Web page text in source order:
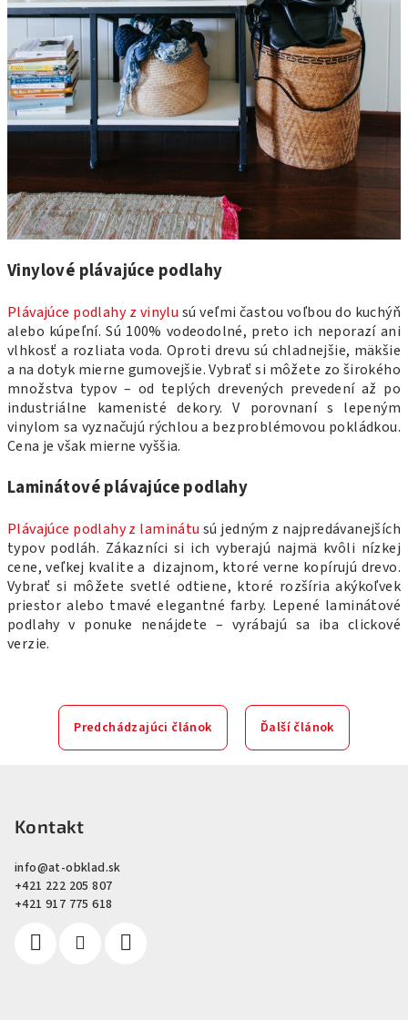
Vinylové plávajúce podlahy
Plávajúce podlahy z vinylu sú veľmi častou voľbou do kuchýň
alebo kúpeľní. Sú 100% vodeodolné, preto ich neporazí ani
vlhkosť a rozliata voda. Oproti drevu sú chladnejšie, mäkšie
a na dotyk mierne gumovejšie. Vybrať si môžete zo širokého
množstva typov – od teplých drevených prevedení až po
industriálne kamenisté dekory. V porovnaní s lepeným
vinylom sa vyznačujú rýchlou a bezproblémovou pokládkou.
Cena je však mierne vyššia.
Laminátové plávajúce podlahy
Plávajúce podlahy z laminátu sú jedným z najpredávanejších
typov podláh. Zákazníci si ich vyberajú najmä kvôli nízkej
cene, veľkej kvalite a dizajnom, ktoré verne kopírujú drevo.
Vybrať si môžete svetlé odtiene, ktoré rozšíria akýkoľvek
priestor alebo tmavé elegantné farby. Lepené laminátové
podlahy v ponuke nenájdete – vyrábajú sa iba clickové
verzie.
Predchádzajúci článok Ďalší článok
Kontakt
info@at-obklad.sk
+421 222 205 807
+421 917 775 618